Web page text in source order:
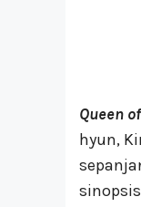
Queen
hyun,